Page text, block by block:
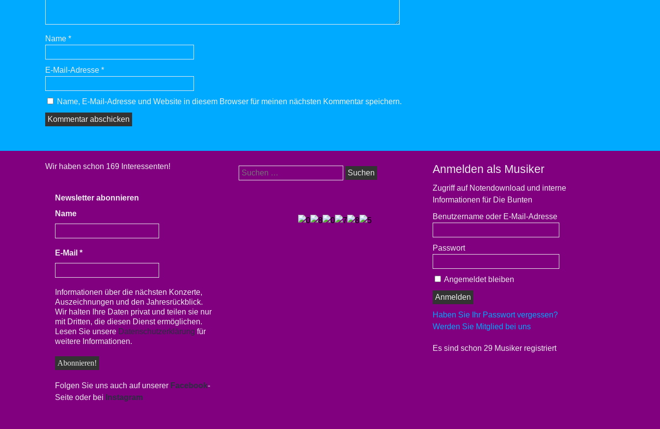
Name *
E-Mail-Adresse *
Name, E-Mail-Adresse und Website in diesem Browser für meinen nächsten Kommentar speichern.
Wir haben schon 169 Interessenten!
Newsletter abonnieren
Name
E-Mail *
Informationen über die nächsten Konzerte,
Auszeichnungen und den Jahresrückblick.
Wir halten Ihre Daten privat und teilen sie nur
mit Dritten, die diesen Dienst ermöglichen.
Lesen Sie unsere Datenschutzerklärung für
weitere Informationen.
Folgen Sie uns auch auf unserer Facebook-
Seite oder bei Instagram
Suchen
nach:
Anmelden als Musiker
Zugriff auf Notendownload und interne
Informationen für Die Bunten
Benutzername oder E-Mail-Adresse
Passwort
Angemeldet bleiben
Haben Sie Ihr Passwort vergessen?
Werden Sie Mitglied bei uns
Es sind schon 29 Musiker registriert